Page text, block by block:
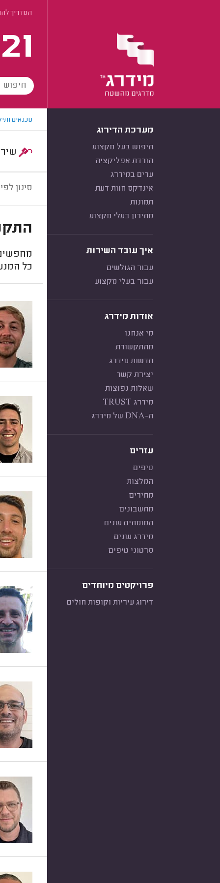
המדריך
מערכת הדירוג
חיפוש בעל מקצוע
הורדת אפליקציה
ערים במידרג
אינדקס חוות דעת
תמונות
מחירון בעלי מקצוע
איך עובד השירות
עבור הגולשים
עבור בעלי מקצוע
אודות מידרג
מי אנחנו
מהתקשורת
חדשות מידרג
יצירת קשר
שאלות נפוצות
מידרג TRUST
ה-DNA של מידרג
עזרים
טיפים
המלצות
מחירים
מחשבונים
המומחים עונים
מידרג עונים
סרטוני טיפים
פרויקטים מיוחדים
דירוג עיריות וקופות חולים
טכנאים
סינון
כל